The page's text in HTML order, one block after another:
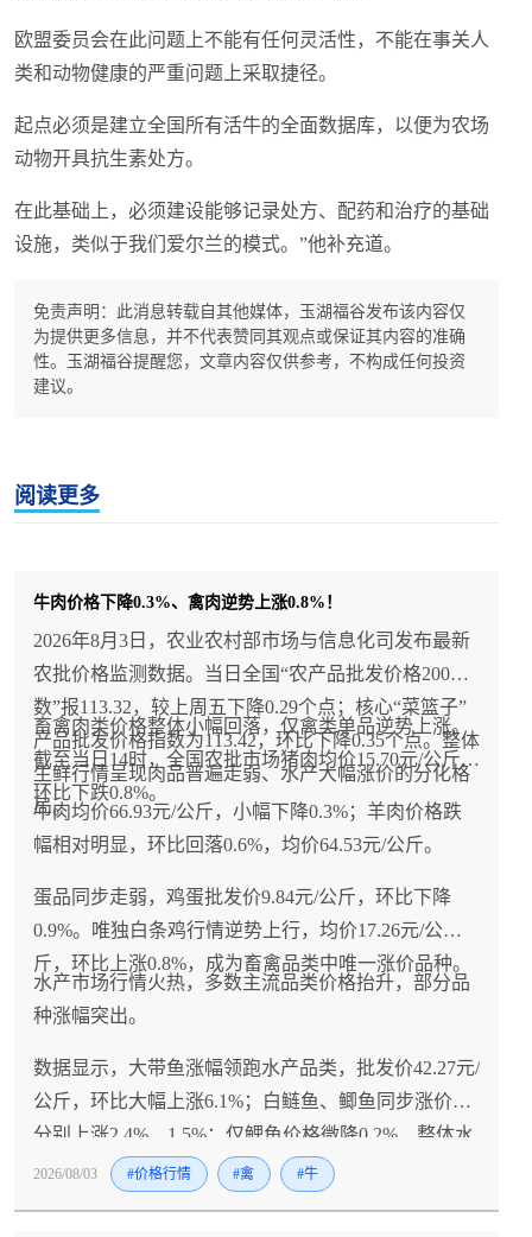
欧盟委员会在此问题上不能有任何灵活性，不能在事关人
类和动物健康的严重问题上采取捷径。
起点必须是建立全国所有活牛的全面数据库，以便为农场
动物开具抗生素处方。
在此基础上，必须建设能够记录处方、配药和治疗的基础
设施，类似于我们爱尔兰的模式。”他补充道。
免责声明：此消息转载自其他媒体，玉湖福谷发布该内容仅
为提供更多信息，并不代表赞同其观点或保证其内容的准确
性。玉湖福谷提醒您，文章内容仅供参考，不构成任何投资
建议。
阅读更多
牛肉价格下降0.3%、禽肉逆势上涨0.8%！
2026年8月3日，农业农村部市场与信息化司发布最新
农批价格监测数据。当日全国“农产品批发价格200指
数”报113.32，较上周五下降0.29个点；核心“菜篮子”
产品批发价格指数为113.42，环比下降0.35个点。整体
生鲜行情呈现肉品普遍走弱、水产大幅涨价的分化格
局。
畜禽肉类价格整体小幅回落，仅禽类单品逆势上涨。
截至当日14时，全国农批市场猪肉均价15.70元/公斤，
环比下跌0.8%。
牛肉均价66.93元/公斤，小幅下降0.3%；羊肉价格跌
幅相对明显，环比回落0.6%，均价64.53元/公斤。
蛋品同步走弱，鸡蛋批发价9.84元/公斤，环比下降
0.9%。唯独白条鸡行情逆势上行，均价17.26元/公
斤，环比上涨0.8%，成为畜禽品类中唯一涨价品种。
水产市场行情火热，多数主流品类价格抬升，部分品
种涨幅突出。
数据显示，大带鱼涨幅领跑水产品类，批发价42.27元/
公斤，环比大幅上涨6.1%；白鲢鱼、鲫鱼同步涨价，
分别上涨2.4%、1.5%；仅鲤鱼价格微降0.2%，整体水
产涨价氛围浓厚。
2026/08/03 #价格行情 #禽 #牛